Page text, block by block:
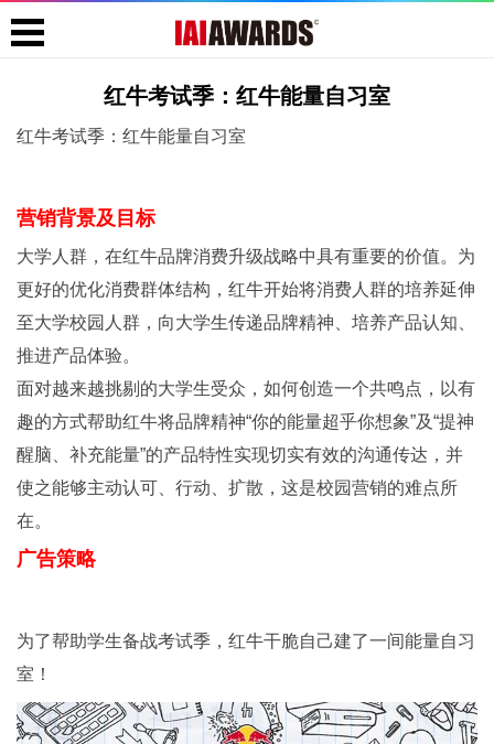
红牛考试季：红牛能量自习室
红牛考试季：红牛能量自习室
营销背景及目标
大学人群，在红牛品牌消费升级战略中具有重要的价值。为
更好的优化消费群体结构，红牛开始将消费人群的培养延伸
至大学校园人群，向大学生传递品牌精神、培养产品认知、
推进产品体验。
面对越来越挑剔的大学生受众，如何创造一个共鸣点，以有
趣的方式帮助红牛将品牌精神“你的能量超乎你想象”及“提神
醒脑、补充能量”的产品特性实现切实有效的沟通传达，并
使之能够主动认可、行动、扩散，这是校园营销的难点所
在。
广告策略
为了帮助学生备战考试季，红牛干脆自己建了一间能量自习
室！